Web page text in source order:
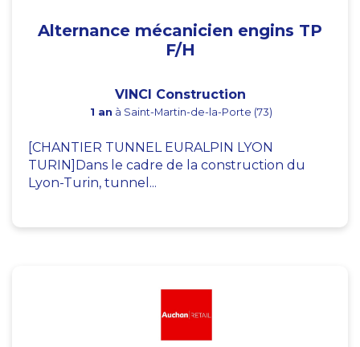
Alternance mécanicien engins TP
F/H
VINCI Construction
1 an à Saint-Martin-de-la-Porte (73)
[CHANTIER TUNNEL EURALPIN LYON
TURIN]Dans le cadre de la construction du
Lyon-Turin, tunnel...